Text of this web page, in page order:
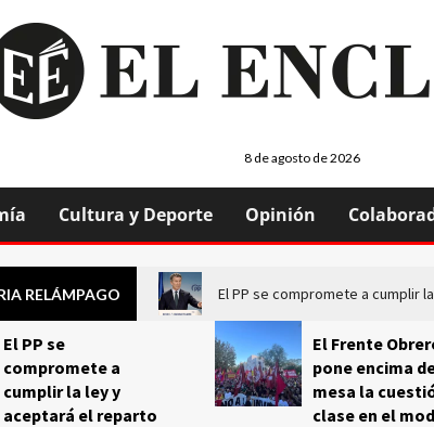
8 de agosto de 2026
Cultura y Deporte Opinión
RELÁMPAGO El PP se compromete a cumplir
El PP se
compromete a
cumplir la ley y
aceptará el reparto
El Frente
pone encima
mesa la
clase en el